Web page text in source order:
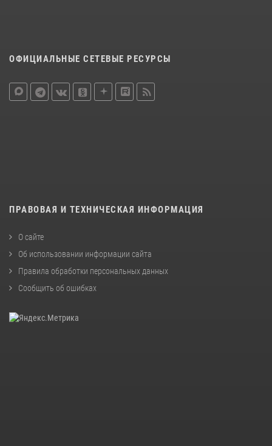
ОФИЦИАЛЬНЫЕ СЕТЕВЫЕ РЕСУРСЫ
ПРАВОВАЯ И ТЕХНИЧЕСКАЯ ИНФОРМАЦИЯ
О сайте
Об использовании информации сайта
Правила обработки персональных данных
Сообщить об ошибках